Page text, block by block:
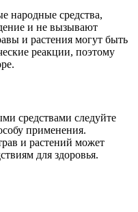
народные средства,
и не вызывают
и растения могут быть
реакции, поэтому
средствами следуйте
применения.
и растений может
для здоровья.